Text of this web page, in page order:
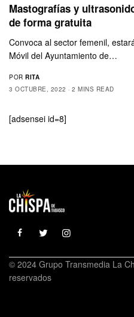
Mastografías y
de forma gratuita
Convoca al sector femenil,
Móvil del Ayuntamiento de…
POR RITA
3 OCTUBRE, 2022
2 MINS READ
[adsensei id=8]
© 2024 Grupo Transmedia La
reservados